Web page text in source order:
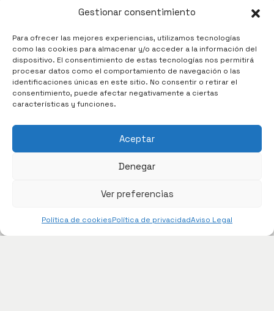
Gestionar consentimiento
Para ofrecer las mejores experiencias, utilizamos tecnologías
como las cookies para almacenar y/o acceder a la información del
dispositivo. El consentimiento de estas tecnologías nos permitirá
procesar datos como el comportamiento de navegación o las
identificaciones únicas en este sitio. No consentir o retirar el
consentimiento, puede afectar negativamente a ciertas
características y funciones.
Aceptar
Denegar
Ver preferencias
Política de cookiesPolítica de privacidadAviso Legal